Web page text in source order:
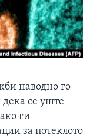
наводно го
дека се уште
ги
за потеклото